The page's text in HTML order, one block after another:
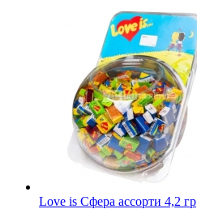
Love is Сфера ассорти 4,2 гр